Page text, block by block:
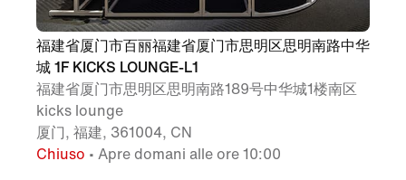
福建省厦门市百丽福建省厦门市思明区思明南路中华
城 1F KICKS LOUNGE-L1
福建省厦门市思明区思明南路189号中华城1楼南区
kicks lounge
厦门, 福建, 361004, CN
Chiuso • Apre domani alle ore 10:00